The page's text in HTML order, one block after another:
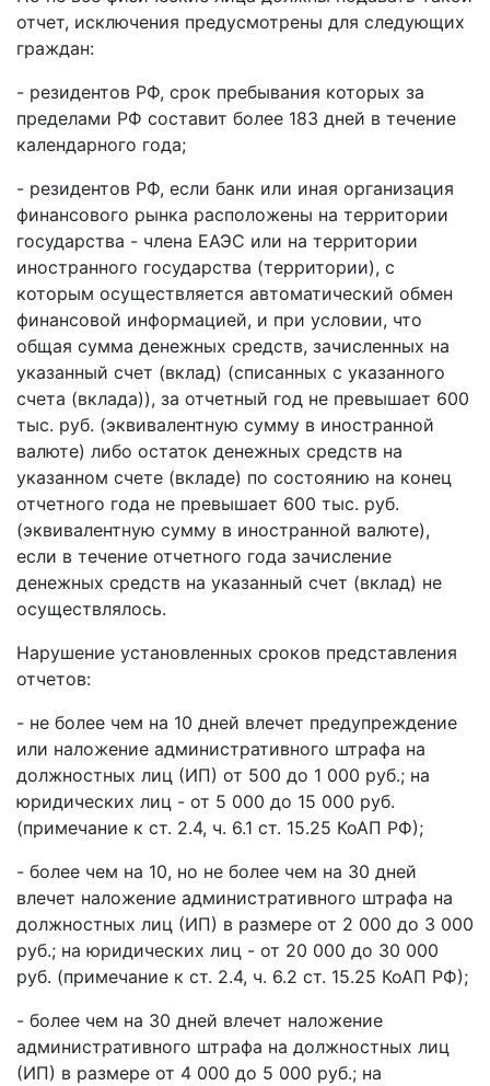
отчет, исключения предусмотрены для следующих
граждан:
- резидентов РФ, срок пребывания которых за
пределами РФ составит более 183 дней в течение
календарного года;
- резидентов РФ, если банк или иная организация
финансового рынка расположены на территории
государства - члена ЕАЭС или на территории
иностранного государства (территории), с
которым осуществляется автоматический обмен
финансовой информацией, и при условии, что
общая сумма денежных средств, зачисленных на
указанный счет (вклад) (списанных с указанного
счета (вклада)), за отчетный год не превышает 600
тыс. руб. (эквивалентную сумму в иностранной
валюте) либо остаток денежных средств на
указанном счете (вкладе) по состоянию на конец
отчетного года не превышает 600 тыс. руб.
(эквивалентную сумму в иностранной валюте),
если в течение отчетного года зачисление
денежных средств на указанный счет (вклад) не
осуществлялось.
Нарушение установленных сроков представления
отчетов:
- не более чем на 10 дней влечет предупреждение
или наложение административного штрафа на
должностных лиц (ИП) от 500 до 1 000 руб.; на
юридических лиц - от 5 000 до 15 000 руб.
(примечание к ст. 2.4, ч. 6.1 ст. 15.25 КоАП РФ);
- более чем на 10, но не более чем на 30 дней
влечет наложение административного штрафа на
должностных лиц (ИП) в размере от 2 000 до 3 000
руб.; на юридических лиц - от 20 000 до 30 000
руб. (примечание к ст. 2.4, ч. 6.2 ст. 15.25 КоАП РФ);
- более чем на 30 дней влечет наложение
административного штрафа на должностных лиц
(ИП) в размере от 4 000 до 5 000 руб.; на